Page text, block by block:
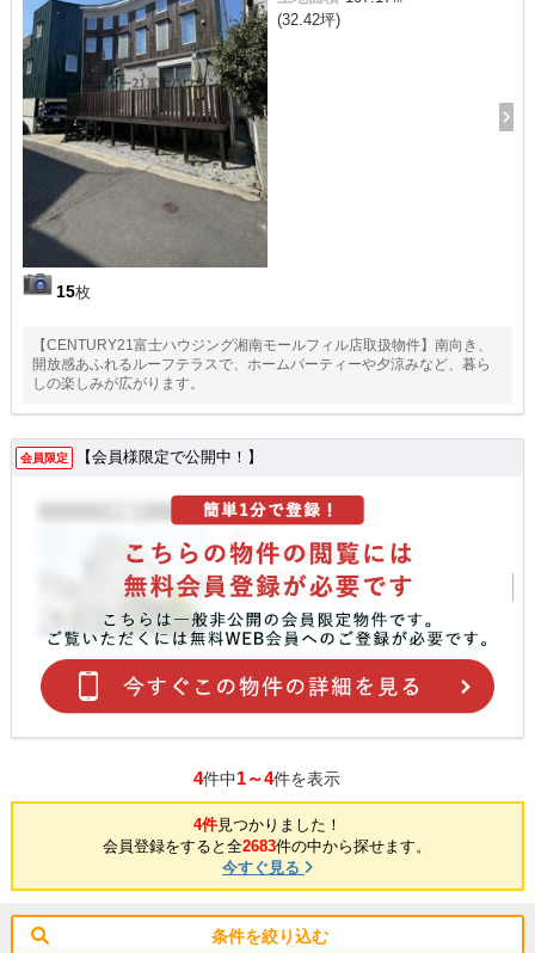
15枚
(32.42坪)
【CENTURY21富士ハウジング湘南モールフィル店取扱物件】南向き、
開放感あふれるルーフテラスで、ホームパーティーや夕涼みなど、暮ら
しの楽しみが広がります。
会員限定 【会員様限定で公開中！】
4件中1～4件を表示
4件見つかりました！
会員登録をすると全2683件の中から探せます。
今すぐ見る
条件を絞り込む